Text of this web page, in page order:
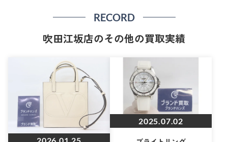
RECORD
吹田江坂店のその他の買取実績
2025.07.02